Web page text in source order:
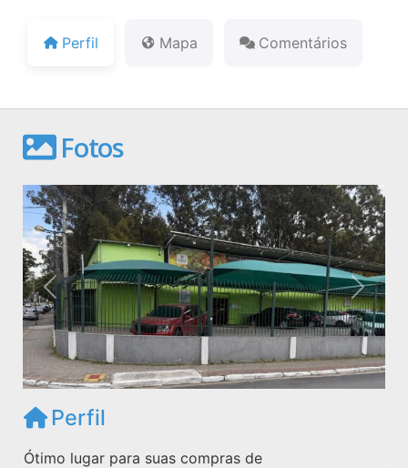
Perfil Mapa Comentários
Fotos
Anterior
Perfil
Ótimo lugar para suas compras de